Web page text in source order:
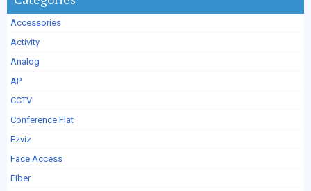
Accessories
Activity
Analog
AP
CCTV
Conference Flat
Ezviz
Face Access
Fiber